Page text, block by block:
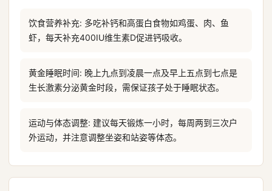
饮食营养补充: 多吃补钙和高蛋白食物如鸡蛋、肉、鱼
虾，每天补充400IU维生素D促进钙吸收。
黄金睡眠时间: 晚上九点到凌晨一点及早上五点到七点是
生长激素分泌黄金时段，需保证孩子处于睡眠状态。
运动与体态调整: 建议每天锻炼一小时，每周两到三次户
外运动，并注意调整坐姿和站姿等体态。